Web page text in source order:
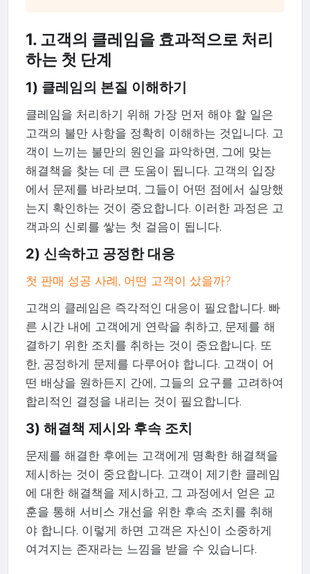
1. 고객의 클레임을 효과적으로 처리
하는 첫 단계
1) 클레임의 본질 이해하기
클레임을 처리하기 위해 가장 먼저 해야 할 일은
고객의 불만 사항을 정확히 이해하는 것입니다. 고
객이 느끼는 불만의 원인을 파악하면, 그에 맞는
해결책을 찾는 데 큰 도움이 됩니다. 고객의 입장
에서 문제를 바라보며, 그들이 어떤 점에서 실망했
는지 확인하는 것이 중요합니다. 이러한 과정은 고
객과의 신뢰를 쌓는 첫 걸음이 됩니다.
2) 신속하고 공정한 대응
첫 판매 성공 사례, 어떤 고객이 샀을까?
고객의 클레임은 즉각적인 대응이 필요합니다. 빠
른 시간 내에 고객에게 연락을 취하고, 문제를 해
결하기 위한 조치를 취하는 것이 중요합니다. 또
한, 공정하게 문제를 다루어야 합니다. 고객이 어
떤 배상을 원하든지 간에, 그들의 요구를 고려하여
합리적인 결정을 내리는 것이 필요합니다.
3) 해결책 제시와 후속 조치
문제를 해결한 후에는 고객에게 명확한 해결책을
제시하는 것이 중요합니다. 고객이 제기한 클레임
에 대한 해결책을 제시하고, 그 과정에서 얻은 교
훈을 통해 서비스 개선을 위한 후속 조치를 취해
야 합니다. 이렇게 하면 고객은 자신이 소중하게
여겨지는 존재라는 느낌을 받을 수 있습니다.